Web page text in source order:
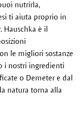
nutrirla,
ti aiuta proprio in
è il
le migliori sostanze
i nostri ingredienti
o Demeter e dal
natura torna alla